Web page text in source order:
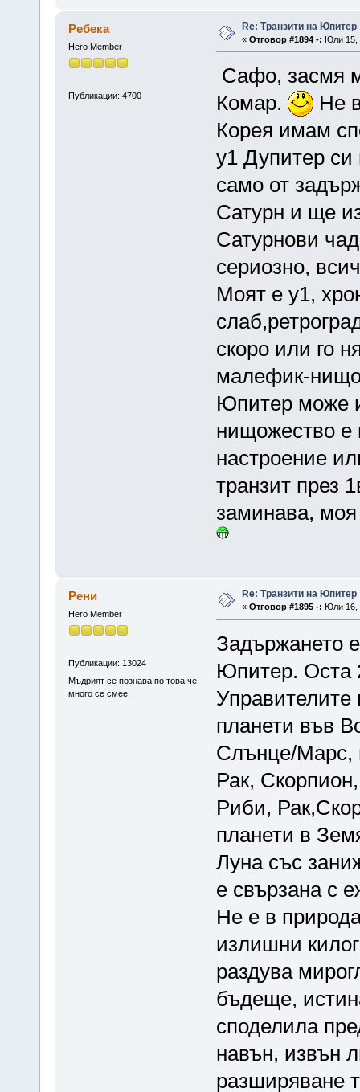
Ребека
Hero Member
Публикации: 4700
Re: Транзити на Юпитер
« Отговор #1894 -: Юли 15,
Сафо, засмя
Комар.
Не
Корея имам
у1 Дупитер
само от
Сатурн и ще
Сатурнови
сериозно,
Моят е у1,
скоро или го
малефик-нищо
Юпитер може
нищожество е
настроение
транзит през
заминава,
Рени
Hero Member
Публикации: 13024
Мъдрият се познава по това,че
много се смее.
Re: Транзити на Юпитер
« Отговор #1895 -: Юли 16,
Задържането
Юпитер. Оста
планети във
Слънце/Марс,
Рак,
Риби,
планети в
Луна със
е свързана с
Не е в
излишни
раздува
бъдеще,
споделила
навън, извън
разширяване